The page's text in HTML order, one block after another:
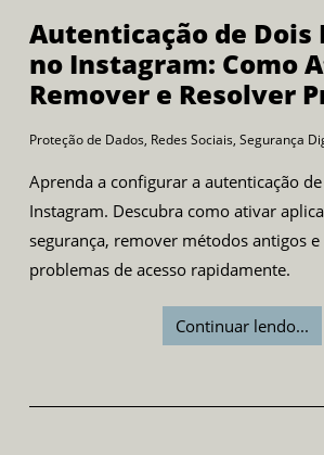
Autenticação de Dois
no Instagram: Como
Remover e Resolver
Proteção de Dados, Redes Sociais, Segurança
Aprenda a configurar a autenticação
Instagram. Descubra como ativar
segurança, remover métodos antigos
problemas de acesso rapidamente.
Continuar lendo...